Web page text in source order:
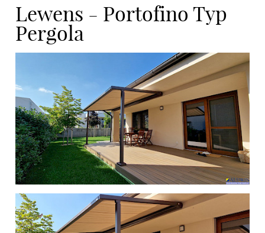
Lewens - Portofino Typ
Pergola